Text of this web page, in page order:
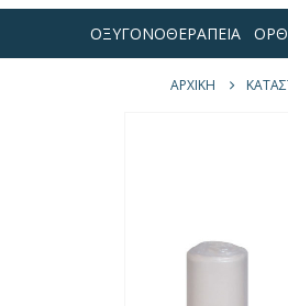
ΟΞΥΓΟΝΟΘΕΡΑΠΕΙΑ
ΑΡΧΙΚΉ